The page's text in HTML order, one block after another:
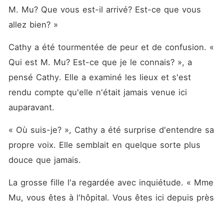
M. Mu? Que vous est-il arrivé? Est-ce que vous
allez bien? »
Cathy a été tourmentée de peur et de confusion. «
Qui est M. Mu? Est-ce que je le connais? », a
pensé Cathy. Elle a examiné les lieux et s'est
rendu compte qu'elle n'était jamais venue ici
auparavant.
« Où suis-je? », Cathy a été surprise d'entendre sa
propre voix. Elle semblait en quelque sorte plus
douce que jamais.
La grosse fille l'a regardée avec inquiétude. « Mme
Mu, vous êtes à l'hôpital. Vous êtes ici depuis près